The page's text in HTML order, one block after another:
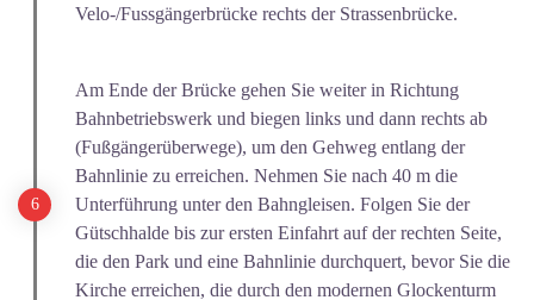
Velo-/Fussgängerbrücke rechts der Strassenbrücke.
Am Ende der Brücke gehen Sie weiter in Richtung
Bahnbetriebswerk und biegen links und dann rechts ab
(Fußgängerüberwege), um den Gehweg entlang der
Bahnlinie zu erreichen. Nehmen Sie nach 40 m die
Unterführung unter den Bahngleisen. Folgen Sie der
Gütschhalde bis zur ersten Einfahrt auf der rechten Seite,
die den Park und eine Bahnlinie durchquert, bevor Sie die
Kirche erreichen, die durch den modernen Glockenturm